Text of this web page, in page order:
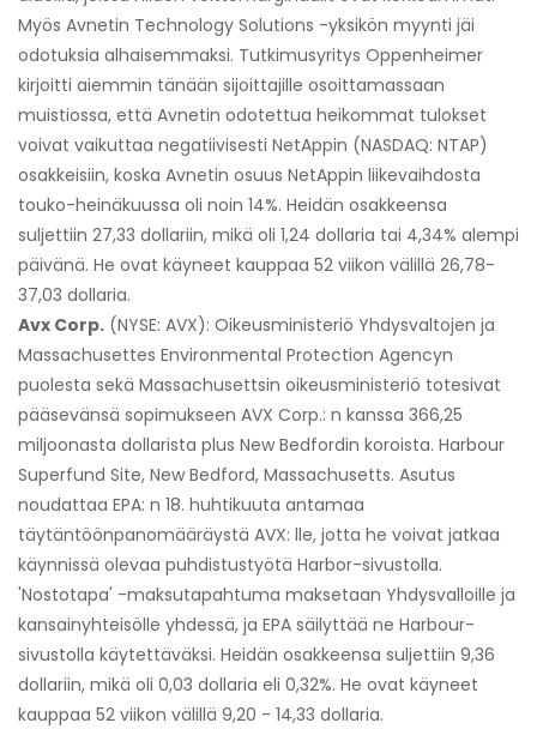
Myös Avnetin Technology Solutions -yksikön myynti jäi
odotuksia alhaisemmaksi. Tutkimusyritys Oppenheimer
kirjoitti aiemmin tänään sijoittajille osoittamassaan
muistiossa, että Avnetin odotettua heikommat tulokset
voivat vaikuttaa negatiivisesti NetAppin (NASDAQ: NTAP)
osakkeisiin, koska Avnetin osuus NetAppin liikevaihdosta
touko-heinäkuussa oli noin 14%. Heidän osakkeensa
suljettiin 27,33 dollariin, mikä oli 1,24 dollaria tai 4,34% alempi
päivänä. He ovat käyneet kauppaa 52 viikon välillä 26,78-
37,03 dollaria.
Avx Corp. (NYSE: AVX): Oikeusministeriö Yhdysvaltojen ja
Massachusettes Environmental Protection Agencyn
puolesta sekä Massachusettsin oikeusministeriö totesivat
pääsevänsä sopimukseen AVX Corp.: n kanssa 366,25
miljoonasta dollarista plus New Bedfordin koroista. Harbour
Superfund Site, New Bedford, Massachusetts. Asutus
noudattaa EPA: n 18. huhtikuuta antamaa
täytäntöönpanomääräystä AVX: lle, jotta he voivat jatkaa
käynnissä olevaa puhdistustyötä Harbor-sivustolla.
'Nostotapa' -maksutapahtuma maksetaan Yhdysvalloille ja
kansainyhteisölle yhdessä, ja EPA säilyttää ne Harbour-
sivustolla käytettäväksi. Heidän osakkeensa suljettiin 9,36
dollariin, mikä oli 0,03 dollaria eli 0,32%. He ovat käyneet
kauppaa 52 viikon välillä 9,20 - 14,33 dollaria.